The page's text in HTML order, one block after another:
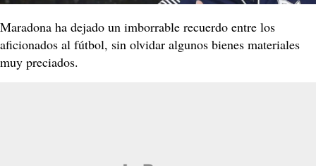
Maradona ha dejado un imborrable recuerdo entre los
aficionados al fútbol, sin olvidar algunos bienes materiales
muy preciados.